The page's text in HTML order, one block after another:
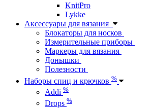
KnitPro
Lykke
Аксессуары для вязания
Блокаторы для носков
Измерительные приборы
Маркеры для вязания
Донышки
Полезности
Наборы спиц и крючков %
Addi %
Drops %